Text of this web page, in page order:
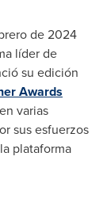
de 2024
líder de
su edición
Awards
varias
sus esfuerzos
plataforma